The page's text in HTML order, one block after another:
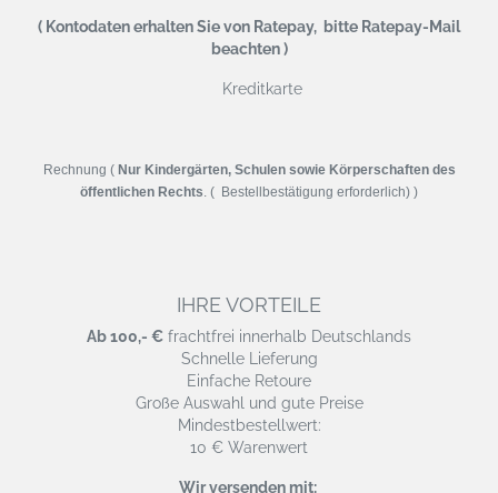
( Kontodaten erhalten Sie von Ratepay, bitte Ratepay-Mail
beachten )
Kreditkarte
Rechnung ( Nur Kindergärten, Schulen sowie Körperschaften des
öffentlichen Rechts. ( Bestellbestätigung erforderlich) )
IHRE VORTEILE
Ab 100,- € frachtfrei innerhalb Deutschlands
Schnelle Lieferung
Einfache Retoure
Große Auswahl und gute Preise
Mindestbestellwert:
10 € Warenwert
Wir versenden mit: